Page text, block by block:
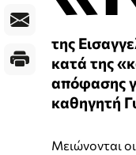
της
κατά της
απόφασης
καθηγητή
Μειώνονται